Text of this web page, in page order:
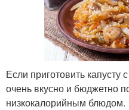
Если приготовить
очень вкусно и бюджетно
низкокалорийным блюдом.